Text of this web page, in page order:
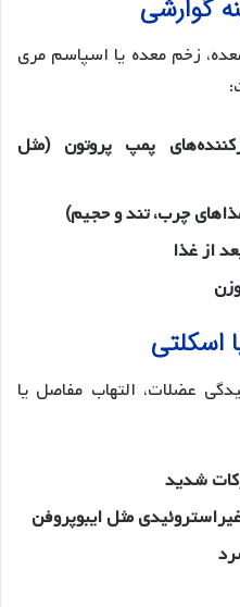
گوارشی
زخم معده یا اسپاسم مری
پمپ پروتون (مثل
چرب، تند و حجیم)
از غذا
اسکلتی
عضلات، التهاب مفاصل یا
شدید
مثل ایبوپروفن